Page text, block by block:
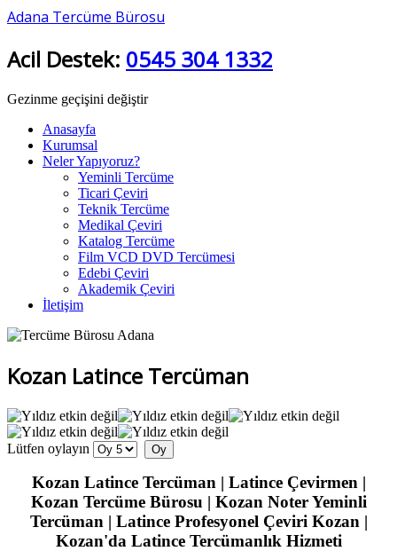
Adana Tercüme Bürosu
Acil Destek: 0545 304 1332
Gezinme geçişini değiştir
Anasayfa
Kurumsal
Neler Yapıyoruz?
Yeminli Tercüme
Ticari Çeviri
Teknik Tercüme
Medikal Çeviri
Katalog Tercüme
Film VCD DVD Tercümesi
Edebi Çeviri
Akademik Çeviri
İletişim
Kozan Latince Tercüman
Lütfen oylayın
Kozan Latince Tercüman | Latince Çevirmen |
Kozan Tercüme Bürosu | Kozan Noter Yeminli
Tercüman | Latince Profesyonel Çeviri Kozan |
Kozan'da Latince Tercümanlık Hizmeti